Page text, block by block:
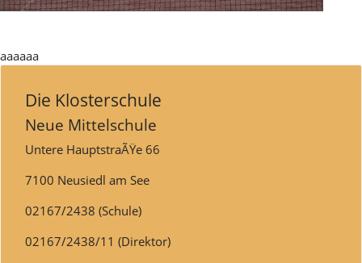
aaaaaa
Die Klosterschule
Neue Mittelschule
Untere HauptstraÃŸe 66
7100 Neusiedl am See
02167/2438 (Schule)
02167/2438/11 (Direktor)